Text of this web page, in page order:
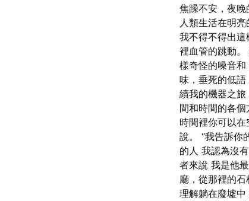
焦躁不安，夜晚
人類生活在明
我不得不得出
裡血管的跳動
樣奇怪的噪音
味，垂死的低
續我的機器之
間和時間的各
時間裡你可以
說。 “我告訴你
的人 我認為沒
者來說 我是他
廳，從那裡的
理解躺在廢墟